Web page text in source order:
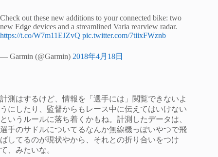
Check out these new additions to your connected bike: two
new Edge devices and a streamlined Varia rearview radar.
https://t.co/W7m11EJZvQ pic.twitter.com/7tiixFWznb
— Garmin (@Garmin) 2018年4月18日
計測はするけど、情報を「選手には」閲覧できないよ
うにしたり、監督からもレース中に伝えてはいけない
というルールに落ち着くかもね。計測したデータは、
選手のサドルについてるなんか無線機っぽいやつで飛
ばしてるのが現状やから、それとの折り合いをつけ
て、みたいな。